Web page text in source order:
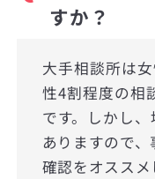
すか？
大手相談所は
性4割程度の相
です。しかし
ありますので
確認をオススメ